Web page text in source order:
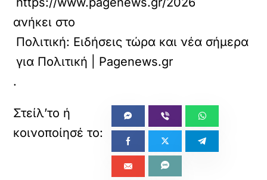
ανήκει στο
Πολιτική: Ειδήσεις τώρα και νέα σήμερα
για Πολιτική | Pagenews.gr
.